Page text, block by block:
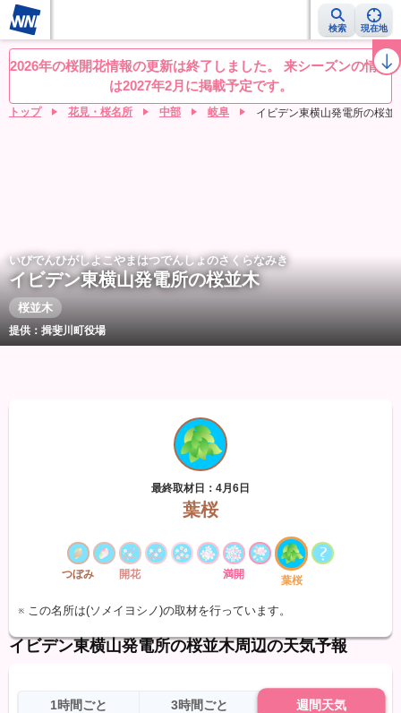
検索 現在地
桜レーダー 名所ランキング 桜開花予想NEWS お花見動画 目的別
2026年の桜開花情報の更新は終了しました。 来シーズンの情報
は2027年2月に掲載予定です。
トップ 花見・桜名所 中部 岐阜 イビデン東横山発電所の桜並
いびでんひがしよこやまはつでんしょのさくらなみき
イビデン東横山発電所の桜並木
桜並木
提供：揖斐川町役場
最終取材日：4月6日
葉桜
つぼみ 開花 満開 葉桜
※ この名所は(ソメイヨシノ)の取材を行っています。
イビデン東横山発電所の桜並木周辺の天気予報
1時間ごと 3時間ごと 週間天気